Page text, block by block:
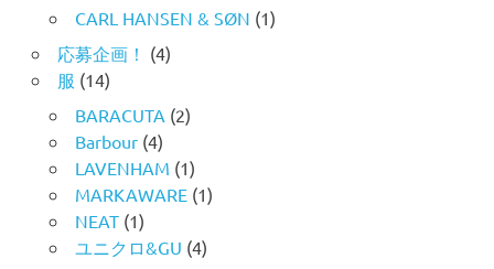
CARL HANSEN & SØN (1)
応募企画！ (4)
服 (14)
BARACUTA (2)
Barbour(4)
LAVENHAM (1)
MARKAWARE(1)
NEAT(1)
ユニクロ&GU (4)